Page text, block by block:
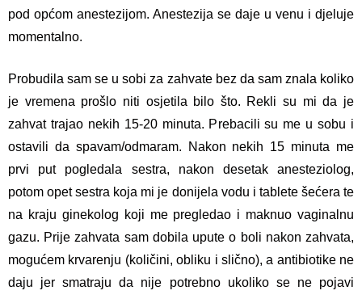
pod općom anestezijom. Anestezija se daje u venu i djeluje
momentalno.
Probudila sam se u sobi za zahvate bez da sam znala koliko
je vremena prošlo niti osjetila bilo što. Rekli su mi da je
zahvat trajao nekih 15-20 minuta. Prebacili su me u sobu i
ostavili da spavam/odmaram. Nakon nekih 15 minuta me
prvi put pogledala sestra, nakon desetak anesteziolog,
potom opet sestra koja mi je donijela vodu i tablete šećera te
na kraju ginekolog koji me pregledao i maknuo vaginalnu
gazu. Prije zahvata sam dobila upute o boli nakon zahvata,
mogućem krvarenju (količini, obliku i slično), a antibiotike ne
daju jer smatraju da nije potrebno ukoliko se ne pojavi